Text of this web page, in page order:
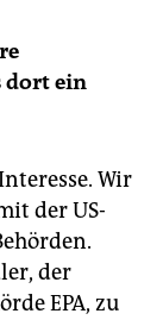
dort ein
Wir
der US-
der
EPA, zu